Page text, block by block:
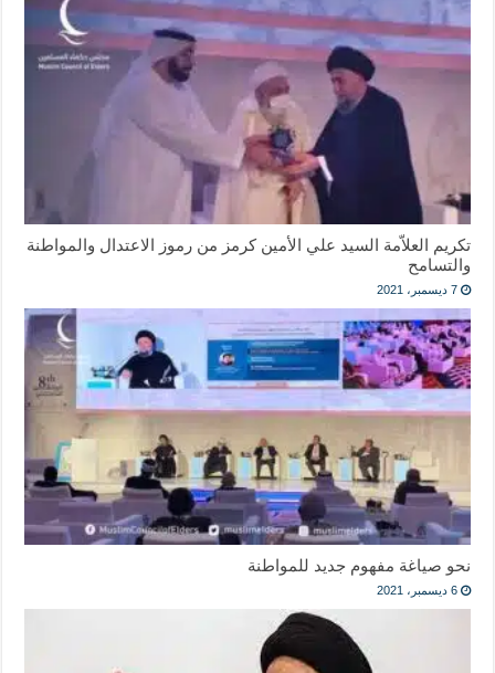
تكريم العلاّمة السيد علي الأمين كرمز من رموز الاعتدال والمواطنة
والتسامح
7 ديسمبر، 2021
نحو صياغة مفهوم جديد للمواطنة
6 ديسمبر، 2021